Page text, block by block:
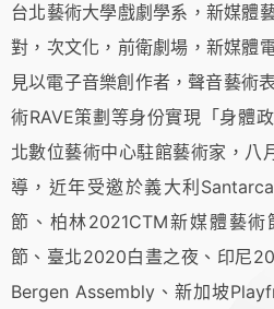
台北藝術大學戲劇學系，新媒體
對，次文化，前衛劇場，新媒體
見以電子音樂創作者，聲音藝術
術RAVE策劃等身份實現「身體
北數位藝術中心駐館藝術家，八
導，近年受邀於義大利
節、柏林2021CTM新媒體藝術
節、臺北2020白晝之夜、印尼
Bergen Assembly、新加坡